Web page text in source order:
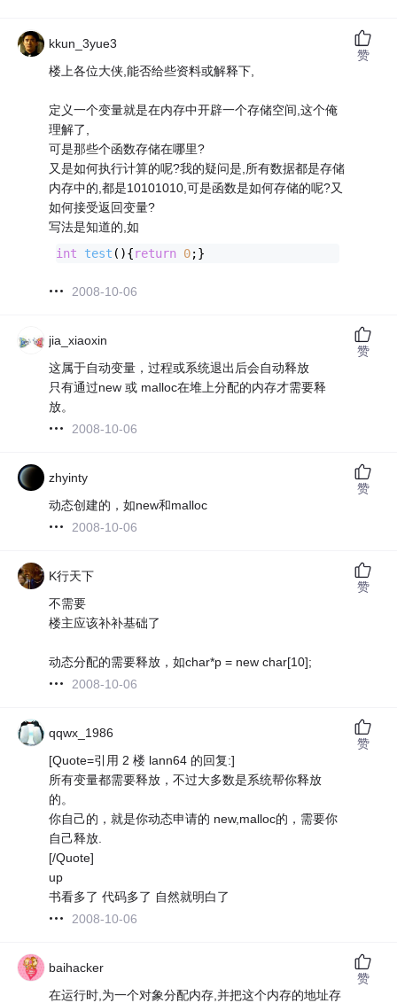
kkun_3yue3
楼上各位大侠,能否给些资料或解释下,
定义一个变量就是在内存中开辟一个存储空间,这个俺
理解了,
可是那些个函数存储在哪里?
又是如何执行计算的呢?我的疑问是,所有数据都是存储
内存中的,都是10101010,可是函数是如何存储的呢?又
如何接受返回变量?
写法是知道的,如
int
test (){return 0;}
2008-10-06
赞
jia_xiaoxin
这属于自动变量，过程或系统退出后会自动释放
只有通过new 或 malloc在堆上分配的内存才需要释
放。
2008-10-06
赞
zhyinty
动态创建的，如new和malloc
2008-10-06
赞
K行天下
不需要
楼主应该补补基础了
动态分配的需要释放，如char*p = new char[10];
2008-10-06
赞
qqwx_1986
[Quote=引用 2 楼 lann64 的回复:]
所有变量都需要释放，不过大多数是系统帮你释放
的。
你自己的，就是你动态申请的 new,malloc的，需要你
自己释放.
[/Quote]
up
书看多了 代码多了 自然就明白了
2008-10-06
赞
baihacker
在运行时,为一个对象分配内存,并把这个内存的地址存
赞